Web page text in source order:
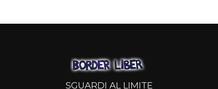
SGUARDI AL LIMITE